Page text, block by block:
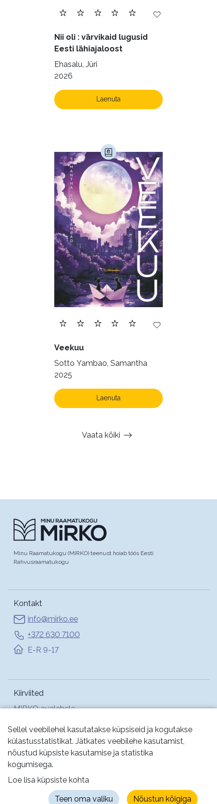
Sellel veebilehel kasutatakse küpsiseid ja kogutakse
külastusstatistikat. Jätkates veebilehe kasutamist,
nõustud küpsiste kasutamise ja statistika
kogumisega.
Loe lisa küpsiste kohta
Teen oma valiku Nõustun kõigiga
Nii oli : värvikaid lugusid
Eesti lähiajaloost
Ehasalu, Jüri
2026
Laenuta
Veekuu
Sotto Yambao, Samantha
2025
Laenuta
Vaata kõiki
Minu Raamatukogu (MIRKO) teenust hoiab töös Eesti
Rahvusraamatukogu
Kontakt
info@mirko.ee
+372 630 7100
E-R 9-17
Kiirviited
MIRKO avalehele
Abi
Jälgi meid:
Kasutustingimused Küpsised